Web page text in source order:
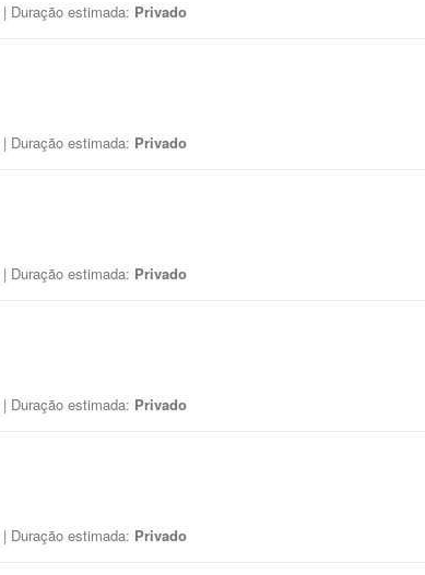
| Duração estimada: Privado
| Duração estimada: Privado
| Duração estimada: Privado
| Duração estimada: Privado
| Duração estimada: Privado